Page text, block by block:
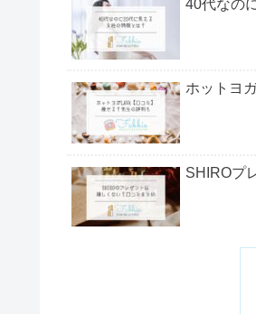
実施店舗やバイキングの時
てみてくださいね。